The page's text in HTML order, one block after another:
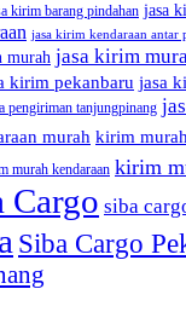
kirim barang pindahan jasa
jasa kirim kendaraan antar
murah jasa kirim
kirim pekanbaru jasa
pengiriman tanjungpinang
murah kirim
murah kendaraan kirim
Cargo siba
Siba Cargo